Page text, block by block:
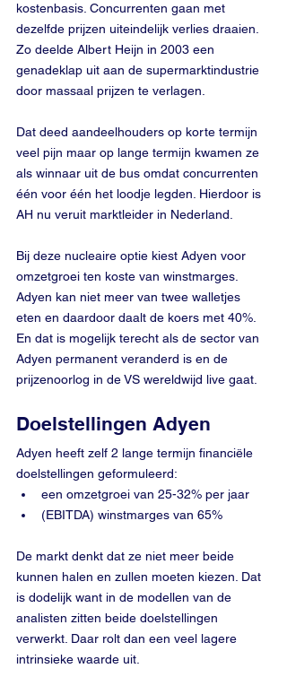
kostenbasis. Concurrenten gaan met
dezelfde prijzen uiteindelijk verlies draaien.
Zo deelde Albert Heijn in 2003 een
genadeklap uit aan de supermarktindustrie
door massaal prijzen te verlagen.
Dat deed aandeelhouders op korte termijn
veel pijn maar op lange termijn kwamen ze
als winnaar uit de bus omdat concurrenten
één voor één het loodje legden. Hierdoor is
AH nu veruit marktleider in Nederland.
Bij deze nucleaire optie kiest Adyen voor
omzetgroei ten koste van winstmarges.
Adyen kan niet meer van twee walletjes
eten en daardoor daalt de koers met 40%.
En dat is mogelijk terecht als de sector van
Adyen permanent veranderd is en de
prijzenoorlog in de VS wereldwijd live gaat.
Doelstellingen Adyen
Adyen heeft zelf 2 lange termijn financiële
doelstellingen geformuleerd:
een omzetgroei van 25-32% per jaar
(EBITDA) winstmarges van 65%
De markt denkt dat ze niet meer beide
kunnen halen en zullen moeten kiezen. Dat
is dodelijk want in de modellen van de
analisten zitten beide doelstellingen
verwerkt. Daar rolt dan een veel lagere
intrinsieke waarde uit.